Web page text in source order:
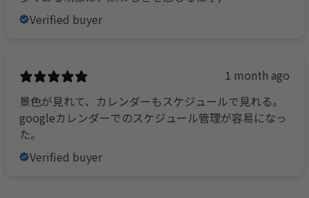
Verified buyer
1 month ago
景色が見れて、カレンダーもスケジュールで見れる。
googleカレンダーでのスケジュール管理が容易になっ
た。
Verified buyer